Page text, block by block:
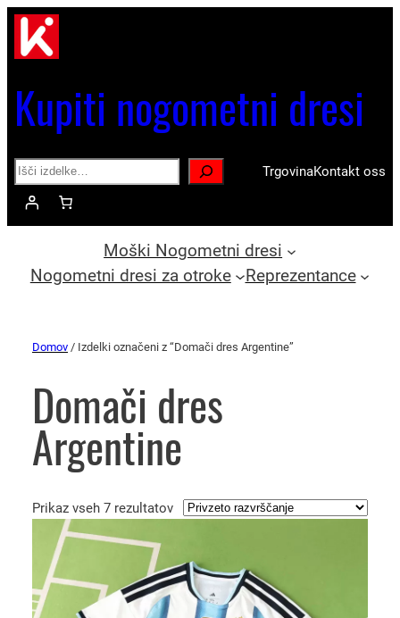
Kupiti nogometni dresi
Search TrgovinaKontakt oss
Moški Nogometni dresi
Nogometni dresi za otroke
Reprezentance
Domov / Izdelki označeni z “Domači dres Argentine”
Domači dres
Argentine
Prikaz vseh 7 rezultatov